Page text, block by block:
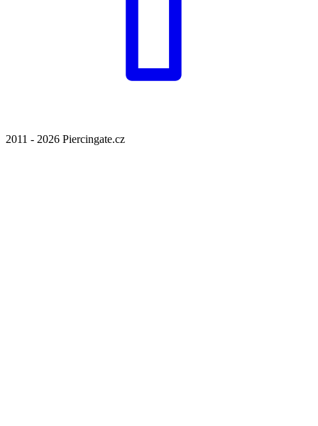
2011 - 2026 Piercingate.cz